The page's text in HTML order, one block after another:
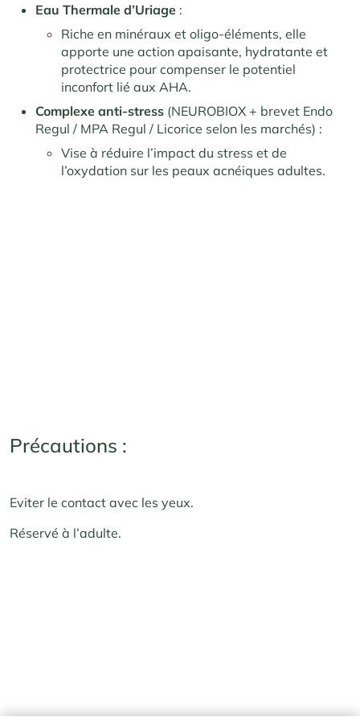
Eau Thermale d’Uriage :
Riche en minéraux et oligo-éléments, elle
apporte une action apaisante, hydratante et
protectrice pour compenser le potentiel
inconfort lié aux AHA.
Complexe anti-stress (NEUROBIOX + brevet Endo
Regul / MPA Regul / Licorice selon les marchés) :
Vise à réduire l’impact du stress et de
l’oxydation sur les peaux acnéiques adultes.
Précautions :
Eviter le contact avec les yeux.
Réservé à l’adulte.